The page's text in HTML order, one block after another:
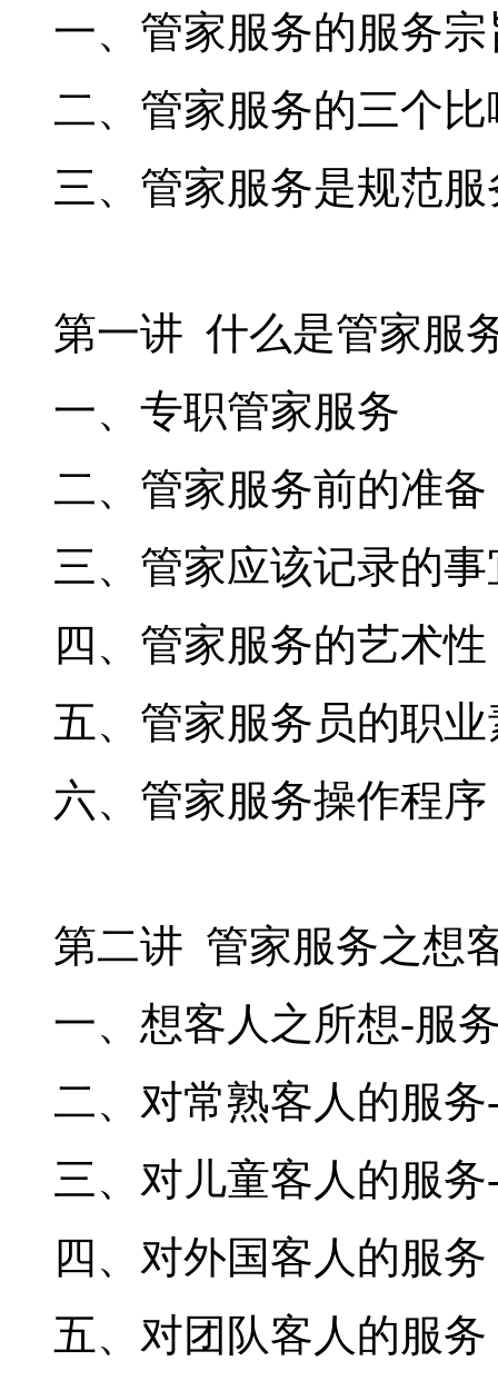
一、管家服务的服务宗
二、管家服务的三个比
三、管家服务是规范
第一讲 什么是管家服
一、专职管家服务
二、管家服务前的准备
三、管家应该记录的事
四、管家服务的艺术性
五、管家服务员的职业
六、管家服务操作程序
第二讲 管家服务之想
一、想客人之所想-服
二、对常熟客人的服
三、对儿童客人的服
四、对外国客人的服务
五、对团队客人的服务